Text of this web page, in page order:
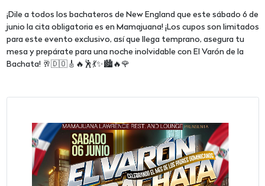
¡Dile a todos los bachateros de New England que este sábado 6 de
junio la cita obligatoria es en Mamajuana! ¡Los cupos son limitados
para este evento exclusivo, así que llega temprano, asegura tu
mesa y prepárate para una noche inolvidable con El Varón de la
Bachata! 🥂🇩🇴🎸🔥🕺💃✨🏙️🔥🌹